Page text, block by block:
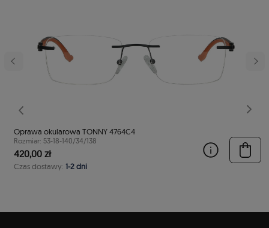
Poprzedni
Oprawa okularowa TONNY 4764C4
Rozmiar: 53-18-140/34/138
420,00 zł
Czas dostawy: 1-2 dni